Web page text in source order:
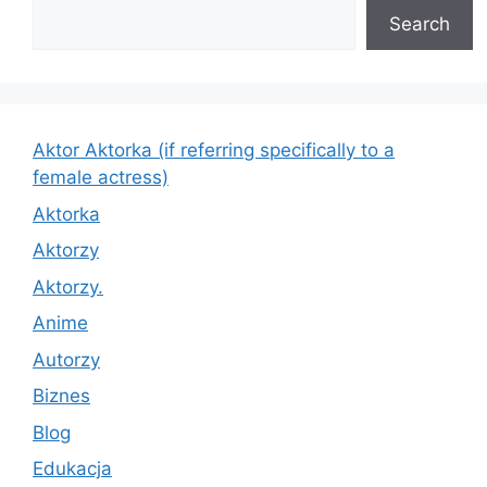
Search
Aktor Aktorka (if referring specifically to a
female actress)
Aktorka
Aktorzy
Aktorzy.
Anime
Autorzy
Biznes
Blog
Edukacja